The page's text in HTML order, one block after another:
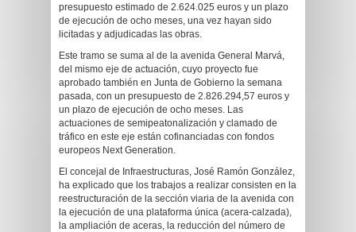
presupuesto estimado de 2.624.025 euros y un plazo
de ejecución de ocho meses, una vez hayan sido
licitadas y adjudicadas las obras.
Este tramo se suma al de la avenida General Marvá,
del mismo eje de actuación, cuyo proyecto fue
aprobado también en Junta de Gobierno la semana
pasada, con un presupuesto de 2.826.294,57 euros y
un plazo de ejecución de ocho meses. Las
actuaciones de semipeatonalización y clamado de
tráfico en este eje están cofinanciadas con fondos
europeos Next Generation.
El concejal de Infraestructuras, José Ramón González,
ha explicado que los trabajos a realizar consisten en la
reestructuración de la sección viaria de la avenida con
la ejecución de una plataforma única (acera-calzada),
la ampliación de aceras, la reducción del número de